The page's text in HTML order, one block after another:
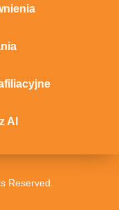
AI
Reserved.